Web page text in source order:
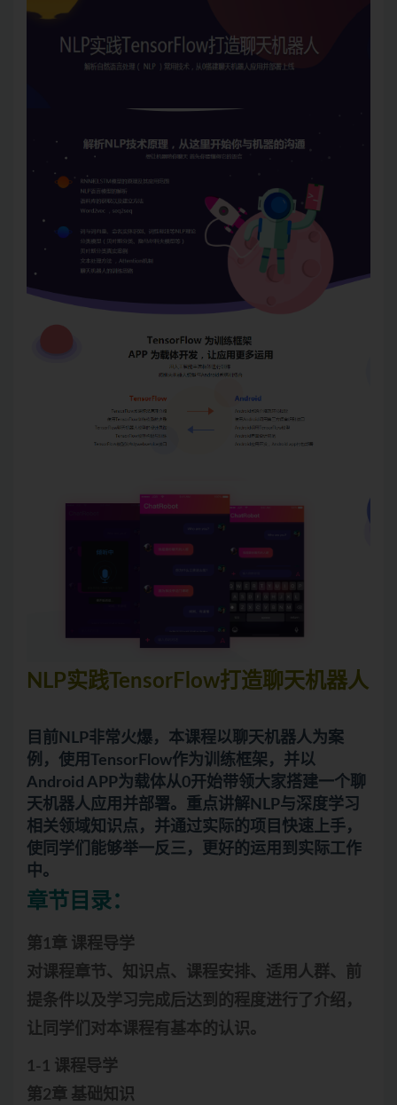
NLP实践TensorFlow打造聊天机器人
目前NLP非常火爆，本课程以聊天机器人为案
例，使用TensorFlow作为训练框架，并以
Android APP为载体从0开始带领大家搭建一个聊
天机器人应用并部署。重点讲解NLP与深度学习
相关领域知识点，并通过实际的项目快速上手，
使同学们能够举一反三，更好的运用到实际工作
中。
章节目录：
第1章 课程导学
对课程章节、知识点、课程安排、适用人群、前
提条件以及学习完成后达到的程度进行了介绍，
让同学们对本课程有基本的认识。
1-1 课程导学
第2章 基础知识